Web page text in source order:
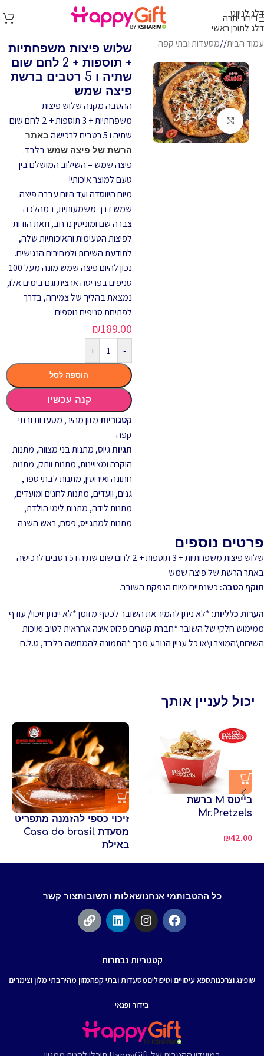
דלג לניווט
דלג לתוכן ראשי
בירור יתרה
עמוד הבית/ מסעדות ובתי קפה
לחץ להגדלה
שלוש פיצות משפחתיות
+ תוספות + 2 לחם שום
שתיה ו 5 רטבים ברשת
פיצה שמש
ההטבה מקנה שלוש פיצות
משפחתיות + 3 תוספות + 2 לחם שום
שתיה ו 5 רטבים
לרכישה באתר
הרשת של פיצה שמש בלבד.
פיצה שמש – השילוב המושלם בין
טעם למוצר איכותי!
מיום היווסדה ועד היום עברה פיצה
שמש דרך משמעותית, במהלכה
צברה שם ומוניטין נרחב, וזאת הודות
לפיצות הטעימות והאיכותיות שלה,
לתודעת השירות ולמחירים הנגישים.
נכון להיום פיצה שמש מונה מעל 100
סניפים בפריסה ארצית וגם בימים אלו,
נמצאת בהליך של צמיחה, בדרך
לפתיחת סניפים נוספים.
₪189.00
-
+
הוספה לסל
קנה עכשיו
קטגוריותמזון מהיר, מסעדות ובתי
קפה
תגיותגיוס, מתנות בני מצווה, מתנות
הוקרה ומצויינות, מתנות וותק, מתנות
חתונה ואירוסין, מתנות לבתי ספר,
גנים, וועדים, מתנות לחגים ומועדים,
מתנות לידה, מתנות לימי הולדת,
מתנות למתגייס, פסח, ראש השנה
פרטים נוספים
שלוש פיצות משפחתיות + 3 תוספות + 2 לחם שום שתיה ו 5 רטבים לרכישה
באתר הרשת של פיצה שמש
תוקף הטבה: כשנתיים מיום הנפקת השובר.
הערות כלליות: *לא ניתן להמיר את השובר לכסף מזומן *לא יינתן זיכוי/ עודף
ממימוש חלקי של השובר *חברת קשרים פלוס אינה אחראית לטיב ואיכות
השירות\המוצר ו\או כל עניין הנובע מכך *התמונה להמחשה בלבד, ט.ל.ח
יכול לעניין אותך
בייטס M ברשת
Mr.Pretzels
₪42.00
זיכוי כספי להזמנה מתפריט
מסעדת Casa do brasil
באילת
כל ההטבותמי אנחנושאלות ותשובותצור קשר
קטגוריות נבחרות
שופינג וצרכנותספא עיסויים וטיפוליםמסעדות ובתי קפהמזון מהירבתי מלון וצימרים
בידור ופנאי